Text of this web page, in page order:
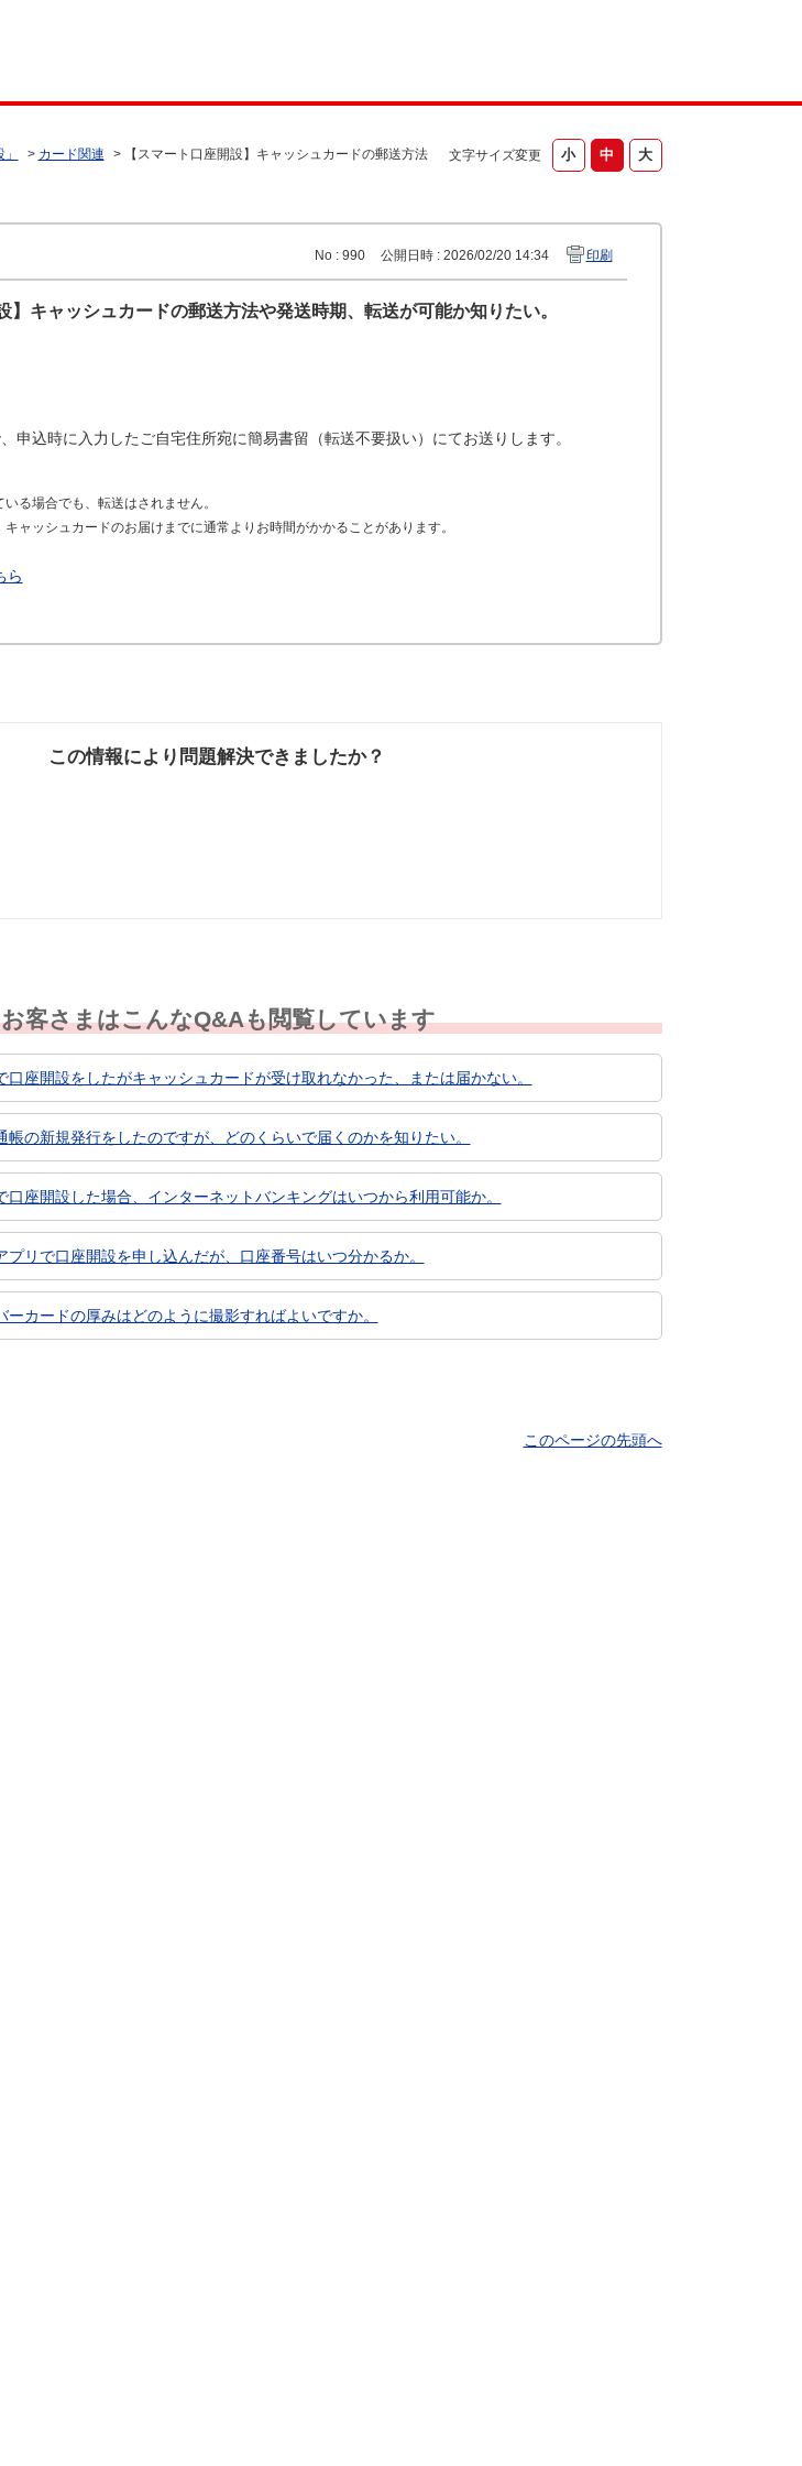
文字サイズ変更
> カード関連 >
【スマート口座開設】キャッシュカードの郵送方法
No : 990 公開日時 : 2026/02/20 14:34 印刷
】キャッシュカードの郵送方法や発送時期、転送が可能か知りたい。
申込時に入力したご自宅住所宛に簡易書留（転送不要扱い）にてお送りします。
る場合でも、転送はされません。
ャッシュカードのお届けまでに通常よりお時間がかかることがあります。
ら
この情報により問題解決できましたか？
客さまはこんなQ&Aも閲覧しています
口座開設をしたがキャッシュカードが受け取れなかった、または届かない。
帳の新規発行をしたのですが、どのくらいで届くのかを知りたい。
口座開設した場合、インターネットバンキングはいつから利用可能か。
プリで口座開設を申し込んだが、口座番号はいつ分かるか。
カードの厚みはどのように撮影すればよいですか。
このページの先頭へ